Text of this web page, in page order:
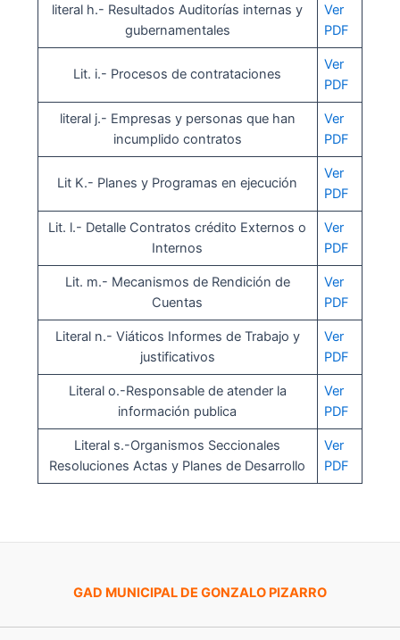
literal h.- Resultados Auditorías internas y
gubernamentales
Ver
PDF
Lit. i.- Procesos de contrataciones
Ver
PDF
literal j.- Empresas y personas que han
incumplido contratos
Ver
PDF
Lit K.- Planes y Programas en ejecución
Ver
PDF
Lit. l.- Detalle Contratos crédito Externos o
Internos
Ver
PDF
Lit. m.- Mecanismos de Rendición de
Cuentas
Ver
PDF
Literal n.- Viáticos Informes de Trabajo y
justificativos
Ver
PDF
Literal o.-Responsable de atender la
información publica
Ver
PDF
Literal s.-Organismos Seccionales
Resoluciones Actas y Planes de Desarrollo
Ver
PDF
GAD MUNICIPAL DE GONZALO PIZARRO